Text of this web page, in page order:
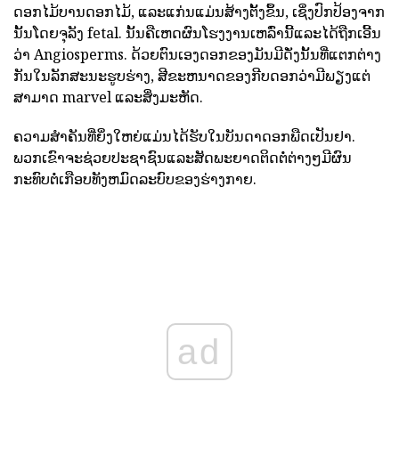
ດອກໄມ້ບານດອກໄມ້, ແລະແກ່ນແມ່ນສ້າງຕັ້ງຂຶ້ນ, ເຊິ່ງປົກປ້ອງຈາກ
ນັ້ນໂດຍຈຸລັງ fetal. ນັ້ນຄືເຫດຜົນໂຮງງານເຫລົ່ານີ້ແລະໄດ້ຖືກເອີ້ນ
ວ່າ Angiosperms. ດ້ວຍຕົນເອງດອກຂອງມັນມີດັ່ງນັ້ນທີ່ແຕກຕ່າງ
ກັນໃນລັກສະນະຮູບຮ່າງ, ສີຂະຫນາດຂອງກີບດອກວ່າມີພຽງແຕ່
ສາມາດ marvel ແລະສິ່ງມະຫັດ.
ຄວາມສໍາຄັນທີ່ຍິ່ງໃຫຍ່ແມ່ນໄດ້ຮັບໃນບັນດາດອກພືດເປັນຢາ.
ພວກເຂົາຈະຊ່ວຍປະຊາຊົນແລະສັດພະຍາດຕິດຕໍ່ຕ່າງໆມີຜົນ
ກະທົບຕໍ່ເກືອບທັງຫມົດລະບົບຂອງຮ່າງກາຍ.
ad